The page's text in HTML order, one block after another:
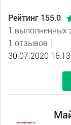
Рейтинг 155.0
1 выполненных
1 отзывов
30.07.2020 16:13